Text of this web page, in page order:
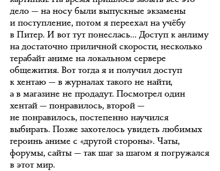
дело — на носу были выпускные экзамены
и поступление, потом я переехал на учёбу
в Питер. И вот тут понеслась… Доступ к анлиму
на достаточно приличной скорости, несколько
терабайт аниме на локальном сервере
общежития. Вот тогда я и получил доступ
к хентаю — в журналах такого не найти,
а в магазине не продадут. Посмотрел один
хентай — понравилось, второй —
не понравилось, постепенно научился
выбирать. Позже захотелось увидеть любимых
героинь аниме с «другой стороны». Чаты,
форумы, сайты — так шаг за шагом я погружался
в этот мир.